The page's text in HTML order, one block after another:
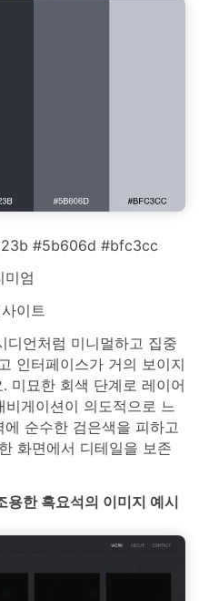
#5b606d #bfc3cc
미엄
이트
디언처럼 미니멀하고 집중
인터페이스가 거의 보이지
미묘한 회색 단계로 레이어
게이션이 의도적으로 느
순수한 검은색을 피하고
화면에서 디테일을 보존
한 흑요석의 이미지 예시